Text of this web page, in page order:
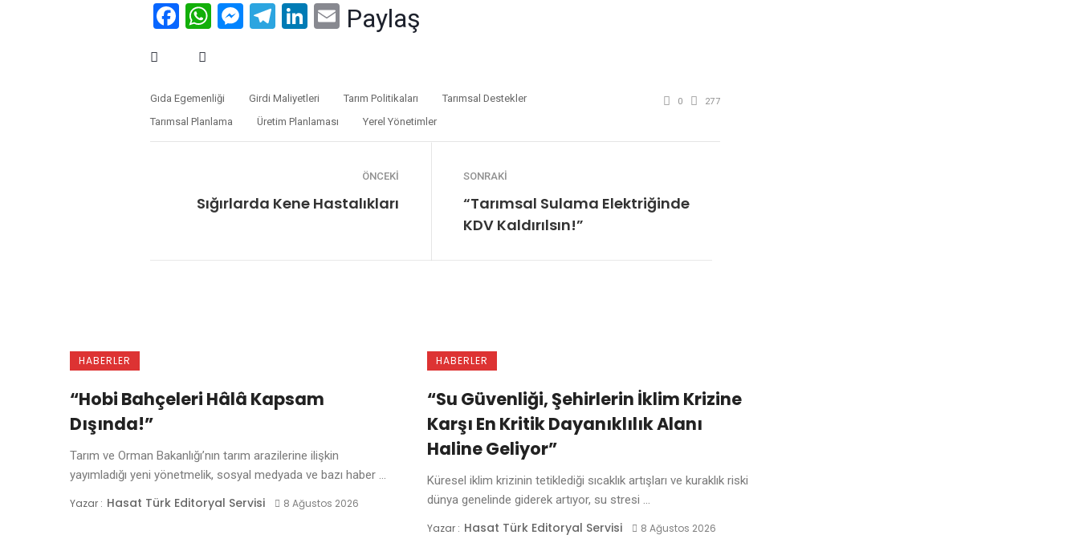
Facebook
WhatsApp
Messenger
Telegram
LinkedIn
Email
Paylaş
Gıda Egemenliği Girdi Maliyetleri Tarım Politikaları
Tarımsal Destekler
Tarımsal Planlama
Üretim Planlaması Yerel Yönetimler
0 277
ÖNCEKI
Sığırlarda Kene Hastalıkları
SONRAKI
“Tarımsal Sulama Elektriğinde
KDV Kaldırılsın!”
HABERLER
“Hobi Bahçeleri Hâlâ Kapsam
Dışında!”
Tarım ve Orman Bakanlığı’nın tarım arazilerine ilişkin
yayımladığı yeni yönetmelik, sosyal medyada ve bazı haber ...
Yazar : Hasat Türk Editoryal Servisi 8 Ağustos 2026
HABERLER
“Su Güvenliği, Şehirlerin İklim Krizine
Karşı En Kritik Dayanıklılık Alanı
Haline Geliyor”
Küresel iklim krizinin tetiklediği sıcaklık artışları ve kuraklık riski
dünya genelinde giderek artıyor, su stresi ...
Yazar : Hasat Türk Editoryal Servisi 8 Ağustos 2026